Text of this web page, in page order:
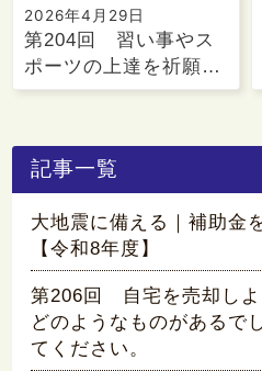
2026年4月29日
第204回 習い事やス
ポーツの上達を祈願…
記事一覧
大地震に備える｜補助金
【令和8年度】
第206回 自宅を売却しよ
どのようなものがあるで
てください。